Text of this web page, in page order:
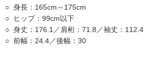
身長：165cm～175cm
ヒップ：99cm以下
身丈：176.1／肩桁：71.8／袖丈：112.4
前幅：24.4／後幅：30